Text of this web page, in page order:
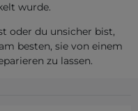
wurde.
oder du unsicher bist,
besten, sie von einem
zu lassen.